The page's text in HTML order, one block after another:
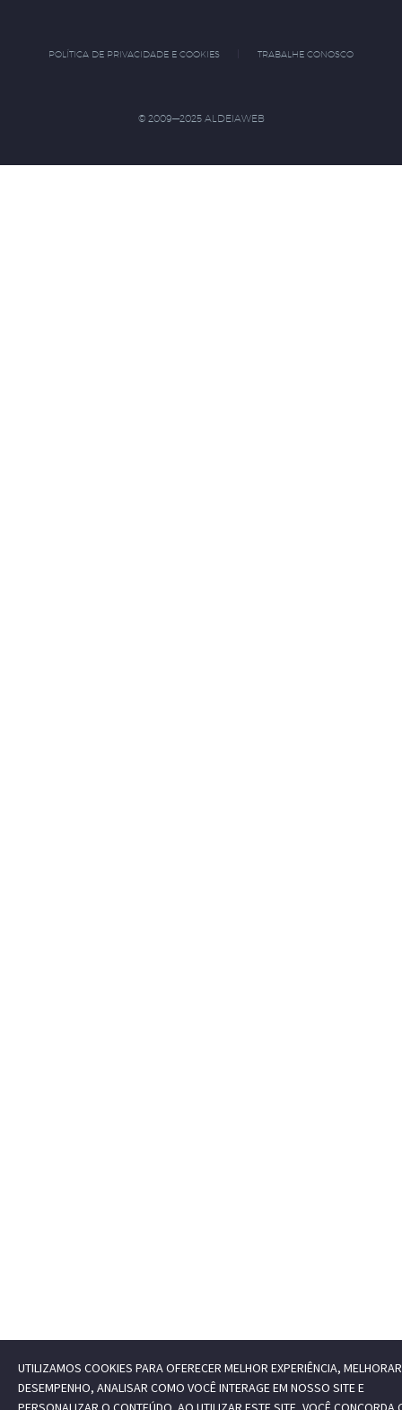
POLÍTICA DE PRIVACIDADE E COOKIES TRABALHE CONOSCO
© 2009—2025 ALDEIAWEB
UTILIZAMOS COOKIES PARA OFERECER MELHOR EXPERIÊNCIA,
DESEMPENHO, ANALISAR COMO VOCÊ INTERAGE EM NOSSO SITE E